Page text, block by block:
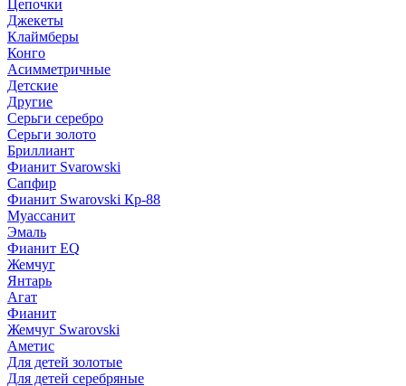
Цепочки
Джекеты
Клаймберы
Конго
Асимметричные
Детские
Другие
Серьги серебро
Серьги золото
Бриллиант
Фианит Svarowski
Сапфир
Фианит Swarovski Кр-88
Муассанит
Эмаль
Фианит EQ
Жемчуг
Янтарь
Агат
Фианит
Жемчуг Swarovski
Аметис
Для детей золотые
Для детей серебряные